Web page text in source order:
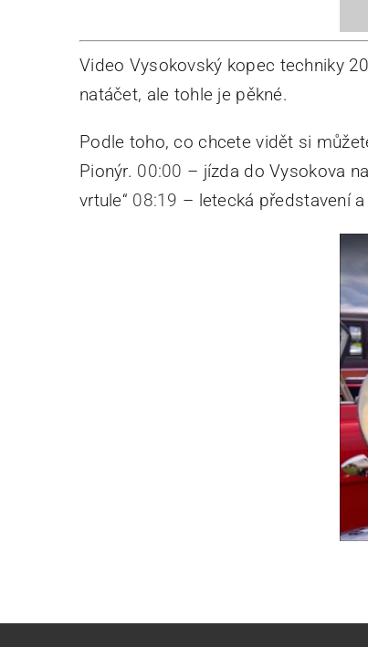
Video Vysokovský kopec techniky
natáčet, ale tohle je pěkné.
Podle toho, co chcete vidět si
Pionýr. 00:00 – jízda do Vysokova
vrtule“ 08:19 – letecká představení